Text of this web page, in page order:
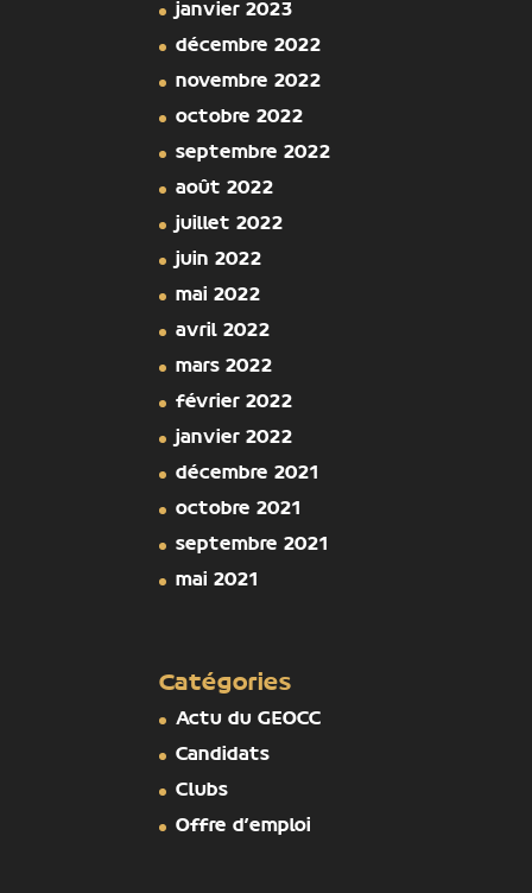
janvier 2023
décembre 2022
novembre 2022
octobre 2022
septembre 2022
août 2022
juillet 2022
juin 2022
mai 2022
avril 2022
mars 2022
février 2022
janvier 2022
décembre 2021
octobre 2021
septembre 2021
mai 2021
Catégories
Actu du GEOCC
Candidats
Clubs
Offre d'emploi